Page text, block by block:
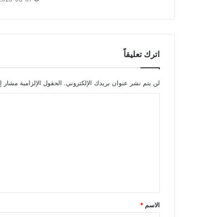
اترك تعليقاً
لن يتم نشر عنوان بريدك الإلكتروني. الحقول الإلزامية مشار
*
الاسم *